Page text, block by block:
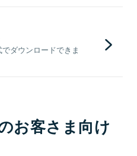
ダウンロードできま
お客さま向け